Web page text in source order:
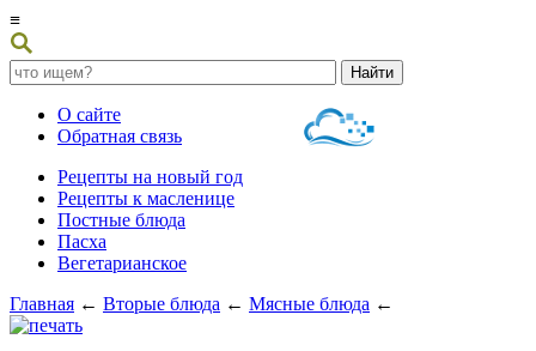
≡
О сайте
Обратная связь
Рецепты на новый год
Рецепты к масленице
Постные блюда
Пасха
Вегетарианское
Главная ← Вторые блюда ← Мясные блюда ←